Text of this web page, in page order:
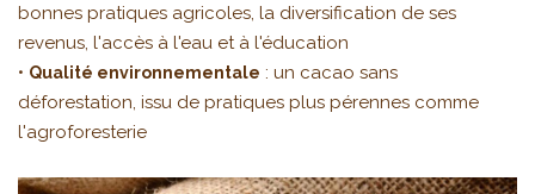
bonnes pratiques agricoles, la diversification de ses
revenus, l'accès à l'eau et à l'éducation
• Qualité environnementale : un cacao sans
déforestation, issu de pratiques plus pérennes comme
l'agroforesterie